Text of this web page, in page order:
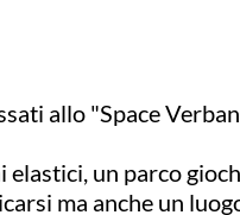
allo "Space
un parco
ma anche un